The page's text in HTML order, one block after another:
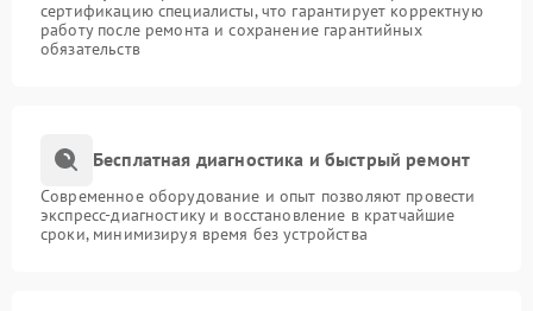
сертификацию специалисты, что гарантирует корректную
работу после ремонта и сохранение гарантийных
обязательств
Бесплатная диагностика и быстрый ремонт
Современное оборудование и опыт позволяют провести
экспресс-диагностику и восстановление в кратчайшие
сроки, минимизируя время без устройства